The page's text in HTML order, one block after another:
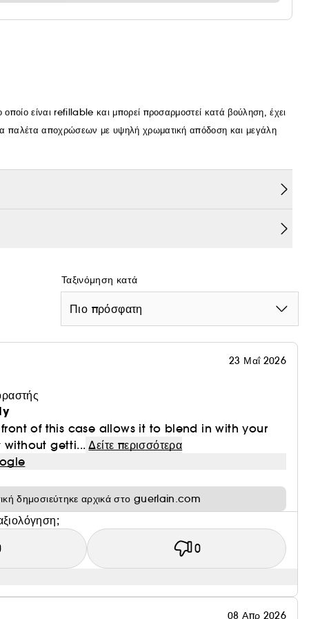
είναι refillable και μπορεί προσαρμοστεί κατά βούληση, έχει
παλέτα αποχρώσεων με υψηλή χρωματική απόδοση και μεγάλη
κατά 89%¹ σύνθεση, που αναπτύχθηκε αποκλειστικά με
διπλό καθρέφτη. Οι θήκες Rouge G είναι refillable και
κομψότητα.
της έχει βελτιστοποιηθεί, επιτρέποντας τη μείωση των εκπομπών
G³.
να δημιουργήσετε το ολοκληρωμένο κραγιόν-κόσμημα. Για τις
την επιθυμία σας.
care lipsticks και το αντίστροφο.
στη σειρά Rouge G: Rouge G Velvet - τουλάχιστον 81%,
σε επαναγεμιζόμενες συσκευασίες οι οποίες
Ταξινόμηση κατά
Πιο πρόσφατη
23 Μαΐ 2026
of this case allows it to blend in with your
without getti... Δείτε περισσότερα
δημοσιεύτηκε αρχικά στο guerlain.com
0
08 Απρ 2026